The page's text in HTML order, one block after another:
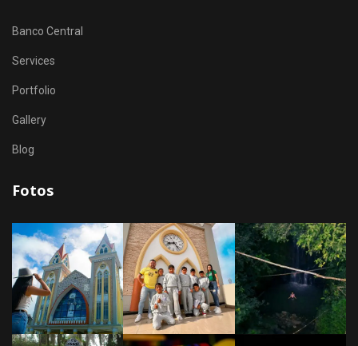
Banco Central
Services
Portfolio
Gallery
Blog
Fotos